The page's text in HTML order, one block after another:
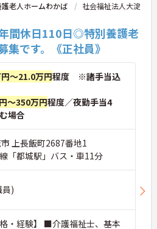
老人ホームわかば
社会福祉法人大淀
年間休日110日◎特別養護老
集です。《正社員》
～21.0万円程度 ※諸手当込
～350万円程度／夜勤手当4
場合
上長飯町2687番地1
「都城駅」バス・車11分
員)
格・経験】 ■介護福祉士、基本